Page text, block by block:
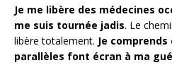
Je me libère des médecines
me suis tournée jadis. Le
libère totalement. Je
parallèles font écran à ma